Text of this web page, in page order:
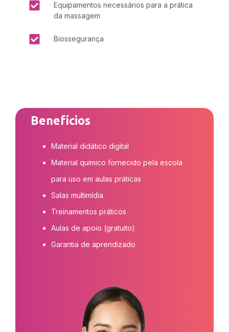
Equipamentos necessários para a prática
da massagem
Biossegurança
Benefícios
Material didático digital
Material químico fornecido pela escola
para uso em aulas práticas
Salas multimídia
Treinamentos práticos
Aulas de apoio (gratuito)
Garantia de aprendizado